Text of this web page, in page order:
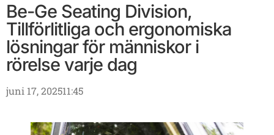
Be-Ge Seating Division,
Tillförlitliga och ergonomiska
lösningar för människor i
rörelse varje dag
juni 17, 202511:45